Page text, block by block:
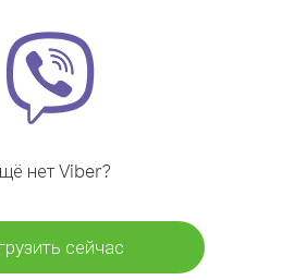
нет Viber?
сейчас